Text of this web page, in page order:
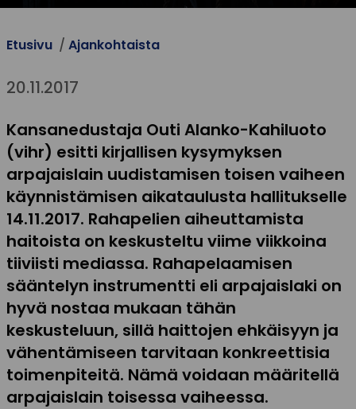
Etusivu Ajankohtaista
20.11.2017
Kansanedustaja Outi Alanko-Kahiluoto
(vihr) esitti kirjallisen kysymyksen
arpajaislain uudistamisen toisen vaiheen
käynnistämisen aikataulusta hallitukselle
14.11.2017. Rahapelien aiheuttamista
haitoista on keskusteltu viime viikkoina
tiiviisti mediassa. Rahapelaamisen
sääntelyn instrumentti eli arpajaislaki on
hyvä nostaa mukaan tähän
keskusteluun, sillä haittojen ehkäisyyn ja
vähentämiseen tarvitaan konkreettisia
toimenpiteitä. Nämä voidaan määritellä
arpajaislain toisessa vaiheessa.